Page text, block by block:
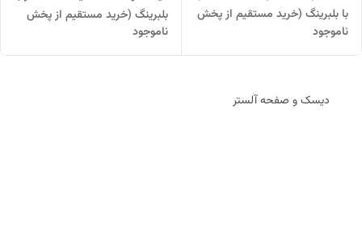
با بلبرینگ (خرید مستقیم از پخش
کننده)
ناموجود
بلبرینگ (خرید مستقیم از پخش
کننده)
ناموجود
دیسک و صفحه آلستر